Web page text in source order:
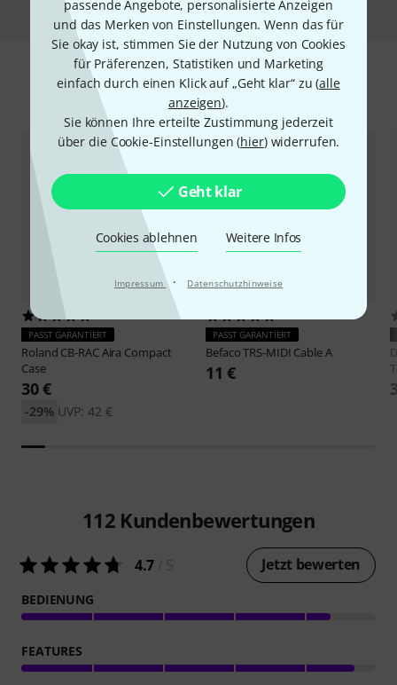
passende Angebote, personalisierte Anzeigen
und das Merken von Einstellungen. Wenn das für
Sie okay ist, stimmen Sie der Nutzung von Cookies
für Präferenzen, Statistiken und Marketing
einfach durch einen Klick auf „Geht klar“ zu (alle
anzeigen).
Sie können Ihre erteilte Zustimmung jederzeit
über die Cookie-Einstellungen (hier) widerrufen.
Geht klar
Cookies ablehnen Weitere Infos
Impressum · Datenschutzhinweise
Zubehör & passende Artikel
PASST GARANTIERT
Roland CB-RAC Aira Compact
Case
30 €
UVP: 42 €
-29%
PASST GARANTIERT
BefacoTRS-MIDI Cable A
11 €
112 Kundenbewertungen
4.7 Jetzt bewerten
BEDIENUNG
FEATURES